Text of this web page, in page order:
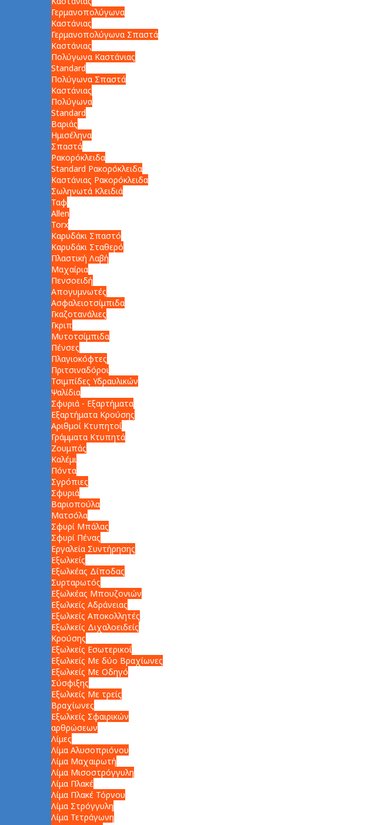
Γερμανοπολύγωνα
Καστάνιας
Γερμανοπολύγωνα Σπαστά
Καστάνιας
Πολύγωνα Καστάνιας
Standard
Πολύγωνα Σπαστά
Καστάνιας
Πολύγωνα
Standard
Βαριάς
Ημισέληνα
Σπαστά
Ρακορόκλειδα
Standard Ρακορόκλειδα
Καστάνιας Ρακορόκλειδα
Σωληνωτά Κλειδιά
Ταφ
Allen
Torx
Καρυδάκι Σπαστό
Καρυδάκι Σταθερό
Πλαστική Λαβή
Μαχαίρια
Πενσοειδή
Απογυμνωτές
Ασφαλειοτσίμπιδα
Γκαζοτανάλιες
Γκριπ
Μυτοτσίμπιδα
Πένσες
Πλαγιοκόφτες
Πριτσιναδόροι
Τσιμπίδες Υδραυλικών
Ψαλίδια
Σφυριά - Εξαρτήματα
Εξαρτήματα Κρούσης
Αριθμοί Κτυπητοί
Γράμματα Κτυπητά
Ζουμπάς
Καλέμι
Πόντα
Σγρόπιες
Σφυριά
Βαριοπούλα
Ματσόλα
Σφυρί Μπάλας
Σφυρί Πένας
Εργαλεία Συντήρησης
Εξωλκείς
Εξωλκέας Δίποδας
Συρταρωτός
Εξωλκέας Μπουζονιών
Εξωλκείς Αδράνειας
Εξωλκείς Αποκολλητές
Εξωλκείς Διχαλοειδείς
Κρούσης
Εξωλκείς Εσωτερικοί
Εξωλκείς Με δύο Βραχίωνες
Εξωλκείς Με Οδηγό
Σύσφιξης
Εξωλκείς Με τρείς
Βραχίωνες
Εξωλκείς Σφαιρικών
αρθρώσεων
Λίμες
Λίμα Αλυσοπριόνου
Λίμα Μαχαιρωτή
Λίμα Μισοστρόγγυλη
Λίμα Πλακέ
Λίμα Πλακέ Τόρνου
Λίμα Στρόγγυλη
Λίμα Τετράγωνη